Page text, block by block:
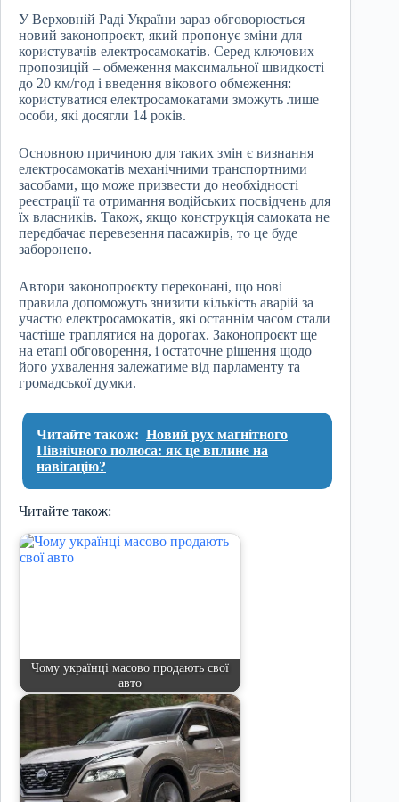
У Верховній Раді України зараз обговорюється
новий законопроєкт, який пропонує зміни для
користувачів електросамокатів. Серед ключових
пропозицій – обмеження максимальної швидкості
до 20 км/год і введення вікового обмеження:
користуватися електросамокатами зможуть лише
особи, які досягли 14 років.
Основною причиною для таких змін є визнання
електросамокатів механічними транспортними
засобами, що може призвести до необхідності
реєстрації та отримання водійських посвідчень для
їх власників. Також, якщо конструкція самоката не
передбачає перевезення пасажирів, то це буде
заборонено.
Автори законопроєкту переконані, що нові
правила допоможуть знизити кількість аварій за
участю електросамокатів, які останнім часом стали
частіше траплятися на дорогах. Законопроєкт ще
на етапі обговорення, і остаточне рішення щодо
його ухвалення залежатиме від парламенту та
громадської думки.
Читайте також: Новий рух магнітного
Північного полюса: як це вплине на
навігацію?
Читайте також:
Чому українці масово продають свої
авто